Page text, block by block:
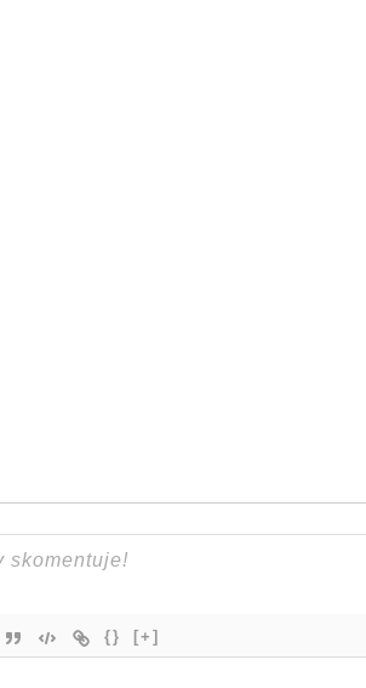
{} [+]